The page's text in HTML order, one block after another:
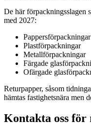
De här förpackningsslagen
med 2027:
Pappersförpackningar
Plastförpackningar
Metallförpackningar
Färgade
Ofärgade
Returpapper, såsom
hämtas fastighetsnära men
Kontakta oss för